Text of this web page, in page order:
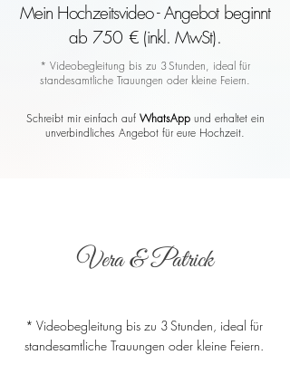
Mein Hochzeitsvideo - Angebot beginnt
ab 750 € (inkl. MwSt).
* Videobegleitung bis zu 3 Stunden, ideal für
standesamtliche Trauungen oder kleine Feiern.
Schreibt mir einfach auf WhatsAppund erhaltet ein
unverbindliches Angebot für eure Hochzeit.
Vera & Patrick
* Videobegleitung bis zu 3 Stunden, ideal für
standesamtliche Trauungen oder kleine Feiern.